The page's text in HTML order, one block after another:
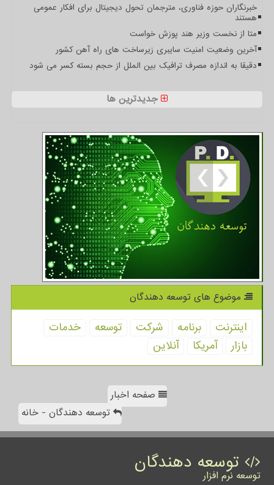
خبرنگاران حوزه فناوری، مترجمان تحول دیجیتال برای افکار عمومی
هستند
متا از نخست وزیر هند پوزش خواست
آخرین وضعیت امنیت سایبری زیرساخت های راه آهن کشور
دقیقا به اندازه مصرف ترافیک بین الملل از حجم بسته کسر می شود
جدیدترین ها
موضوع های توسعه دهندگان
اینترنت برنامه شركت توسعه
خدمات
بازار
آمریكا آنلاین
صفحه اخبار
توسعه دهندگان - خانه
توسعه دهندگان
توسعه نرم افزار